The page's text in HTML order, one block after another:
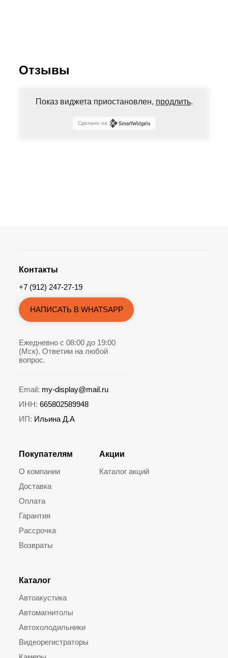
Отзывы
Показ виджета приостановлен, продлить.
Сделано на
Покупателям
О компании
Доставка
Оплата
Гарантия
Рассрочка
Возвраты
Каталог
Автоакустика
Автомагнитолы
Автохолодильники
Видеорегистраторы
Акции
Каталог акций
Контакты
+7 (912) 247-27-19
НАПИСАТЬ В WHATSAPP
Ежедневно с 08:00 до 19:00
(Мск). Ответим на любой
вопрос.
Email: my-display@mail.ru
ИНН: 665802589948
ИП: Ильина Д.А